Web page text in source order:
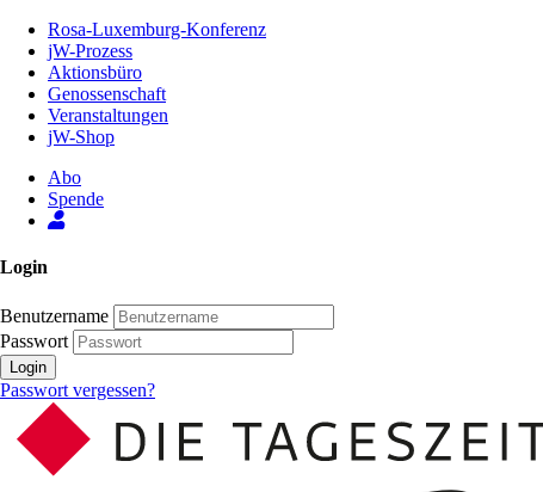
Inhalt
Seite
Rosa-Luxemburg-Konferenz
jW-Prozess
Aktionsbüro
Genossenschaft
Veranstaltungen
jW-Shop
Abo
Spende
Login
Benutzername
Passwort
Login
Passwort vergessen?